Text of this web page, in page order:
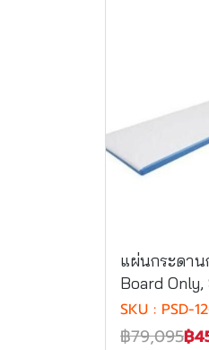
แผ่นกระดาน
Board
SKU : PSD-
฿79,095฿